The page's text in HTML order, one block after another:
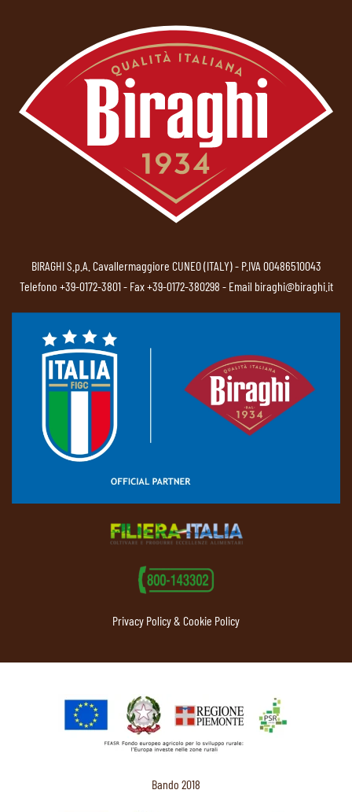
BIRAGHI S.p.A. Cavallermaggiore CUNEO (ITALY) - P.IVA 00486510043
Telefono +39-0172-3801- Fax +39-0172-380298 - Email biraghi@biraghi.it
Privacy Policy & Cookie Policy
Bando 2018